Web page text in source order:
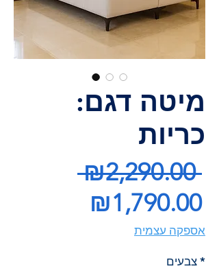
מיטה דגם:
כריות
₪2,290.00
₪1,790.00
אספקה עצמית
צבעים *